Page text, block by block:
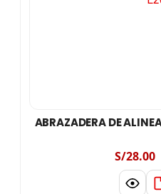
ABRAZADERA DE
S/28.00